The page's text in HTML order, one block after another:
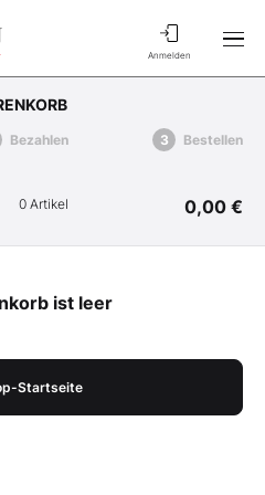
Anmelden
Bezahlen Bestellen
0 Artikel 0,00 €
ist leer
Startseite